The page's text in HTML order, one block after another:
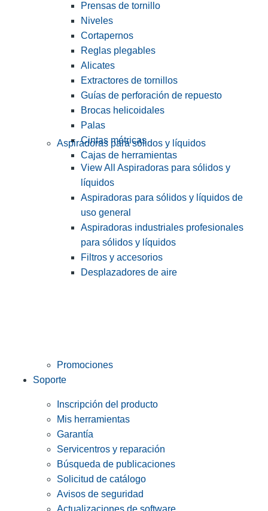
Prensas de tornillo
Niveles
Cortapernos
Reglas plegables
Alicates
Extractores de tornillos
Guías de perforación de repuesto
Brocas helicoidales
Palas
Cintas métricas
Cajas de herramientas
Aspiradoras para sólidos y líquidos
View All Aspiradoras para sólidos y
líquidos
Aspiradoras para sólidos y líquidos de
uso general
Aspiradoras industriales profesionales
para sólidos y líquidos
Filtros y accesorios
Desplazadores de aire
Promociones
Soporte
Inscripción del producto
Mis herramientas
Garantía
Servicentros y reparación
Búsqueda de publicaciones
Solicitud de catálogo
Avisos de seguridad